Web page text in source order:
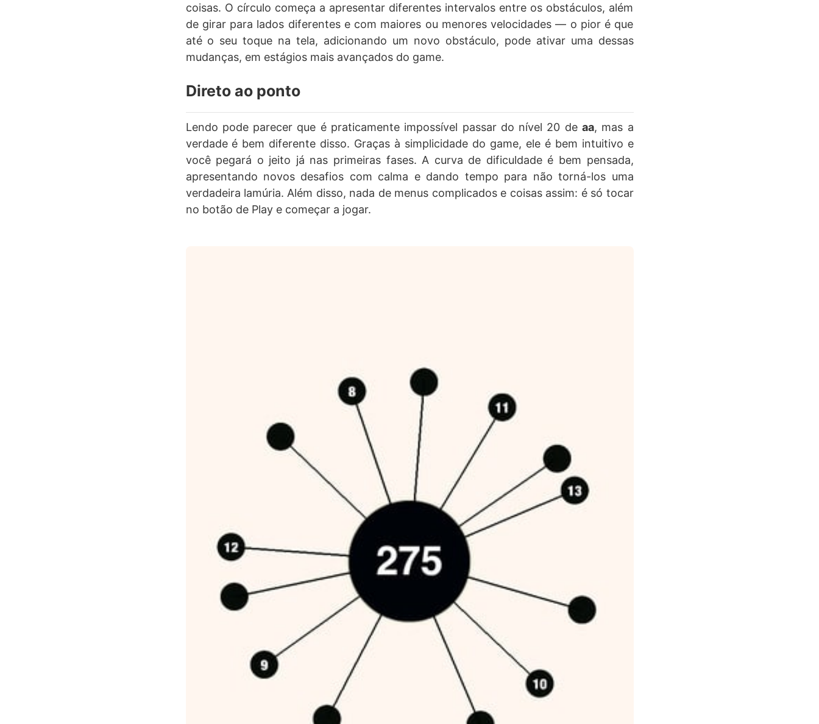
coisas. O círculo começa a apresentar diferentes intervalos entre os obstáculos, além
de girar para lados diferentes e com maiores ou menores velocidades — o pior é que
até o seu toque na tela, adicionando um novo obstáculo, pode ativar uma dessas
mudanças, em estágios mais avançados do game.
Direto ao ponto
Lendo pode parecer que é praticamente impossível passar do nível 20 de aa, mas a
verdade é bem diferente disso. Graças à simplicidade do game, ele é bem intuitivo e
você pegará o jeito já nas primeiras fases. A curva de dificuldade é bem pensada,
apresentando novos desafios com calma e dando tempo para não torná-los uma
verdadeira lamúria. Além disso, nada de menus complicados e coisas assim: é só tocar
no botão de Play e começar a jogar.